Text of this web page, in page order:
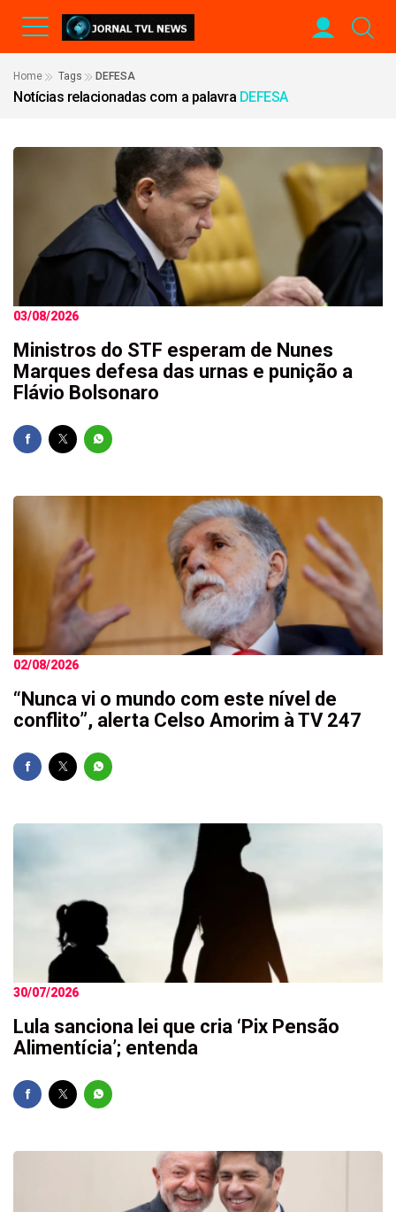
Home Tags DEFESA
Notícias relacionadas com a palavra DEFESA
03/08/2026
Ministros do STF esperam de Nunes
Marques defesa das urnas e punição a
Flávio Bolsonaro
02/08/2026
“Nunca vi o mundo com este nível de
conflito”, alerta Celso Amorim à TV 247
30/07/2026
Lula sanciona lei que cria ‘Pix Pensão
Alimentícia’; entenda